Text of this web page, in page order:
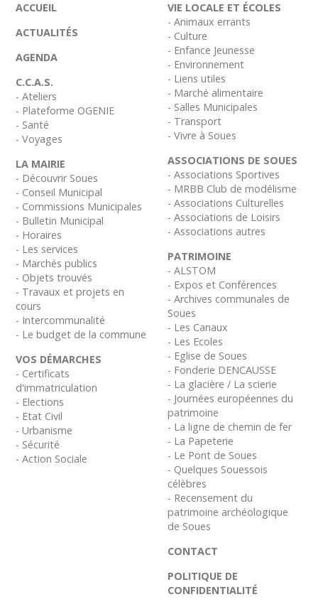
ACCUEIL
ACTUALITÉS
AGENDA
C.C.A.S.
- Ateliers
- Plateforme OGENIE
- Santé
- Voyages
LA MAIRIE
- Découvrir Soues
- Conseil Municipal
- Commissions Municipales
- Bulletin Municipal
- Horaires
- Les services
- Marchés publics
- Objets trouvés
- Travaux et projets en
cours
- Intercommunalité
- Le budget de la commune
VOS DÉMARCHES
- Certificats
d'immatriculation
- Elections
- Etat Civil
- Urbanisme
- Sécurité
- Action Sociale
VIE LOCALE ET ÉCOLES
- Animaux errants
- Culture
- Enfance Jeunesse
- Environnement
- Liens utiles
- Marché alimentaire
- Salles Municipales
- Transport
- Vivre à Soues
ASSOCIATIONS DE SOUES
- Associations Sportives
- MRBB Club de modélisme
- Associations Culturelles
- Associations de Loisirs
- Associations autres
PATRIMOINE
- ALSTOM
- Expos et Conférences
- Archives communales de
Soues
- Les Canaux
- Les Ecoles
- Eglise de Soues
- Fonderie DENCAUSSE
- La glacière / La scierie
- Journées européennes du
patrimoine
- La ligne de chemin de fer
- La Papeterie
- Le Pont de Soues
- Quelques Souessois
célèbres
- Recensement du
patrimoine archéologique
de Soues
CONTACT
POLITIQUE DE
CONFIDENTIALITÉ